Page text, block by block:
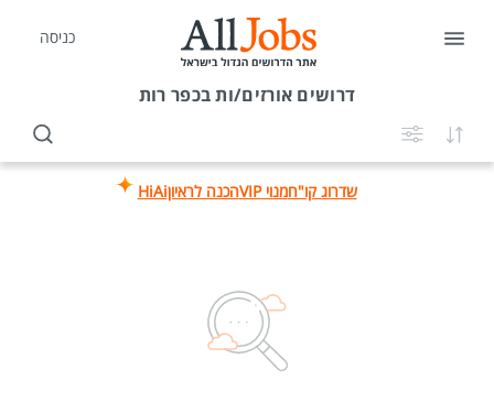
כניסה
דרושים אורזים/ות בכפר רות
שדרוג קו"חמנוי VIP הכנה לראיוןHiAi